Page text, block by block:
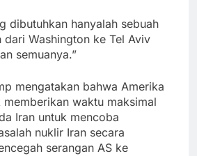
dibutuhkan hanyalah sebuah
Washington ke Tel Aviv
semuanya.”
mengatakan bahwa Amerika
memberikan waktu maksimal
Iran untuk mencoba
nuklir Iran secara
serangan AS ke